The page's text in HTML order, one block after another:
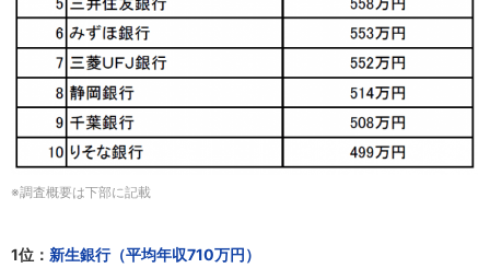
※調査概要は下部に記載
1位： 新生銀行（平均年収710万円）